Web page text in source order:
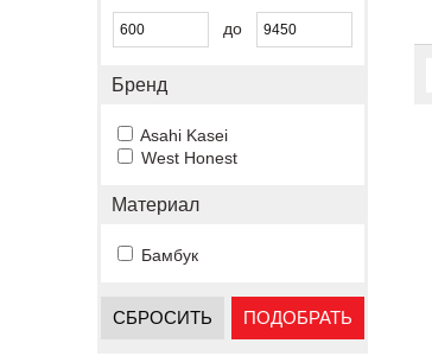
до
Бренд
Asahi Kasei
West Honest
Материал
Бамбук
СБРОСИТЬ ПОДОБРАТЬ